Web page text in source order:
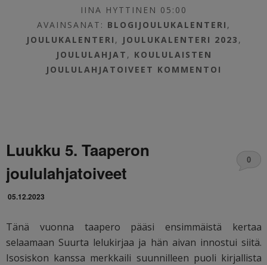
IINA HYTTINEN 05:00
AVAINSANAT: BLOGIJOULUKALENTERI ,
JOULUKALENTERI , JOULUKALENTERI 2023 ,
JOULULAHJAT , KOULULAISTEN
JOULULAHJATOIVEET KOMMENTOI
Luukku 5. Taaperon
joululahjatoiveet
05.12.2023
0
Tänä vuonna taapero pääsi ensimmäistä kertaa
selaamaan Suurta lelukirjaa ja hän aivan innostui siitä.
Isosiskon kanssa merkkaili suunnilleen puoli kirjallista